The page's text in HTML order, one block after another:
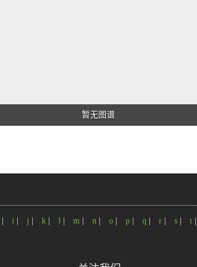
暂无图谱
i j k l m n o p q r s t